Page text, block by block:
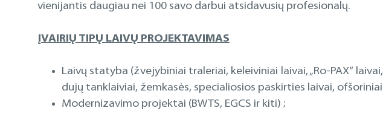
vienijantis daugiau nei 100 savo darbui atsidavusių profesionalų.
ĮVAIRIŲ TIPŲ LAIVŲ PROJEKTAVIMAS
Laivų statyba (žvejybiniai traleriai, keleiviniai laivai, „Ro-PAX“
dujų tanklaiviai, žemkasės, specialiosios paskirties laivai,
Modernizavimo projektai (BWTS, EGCS ir kiti) ;